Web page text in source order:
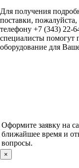
Для получения
поставки,
телефону +7 (343) 22-
специалисты помогут
оборудование для
Оформите заявку на
ближайшее время и
вопросы.
×